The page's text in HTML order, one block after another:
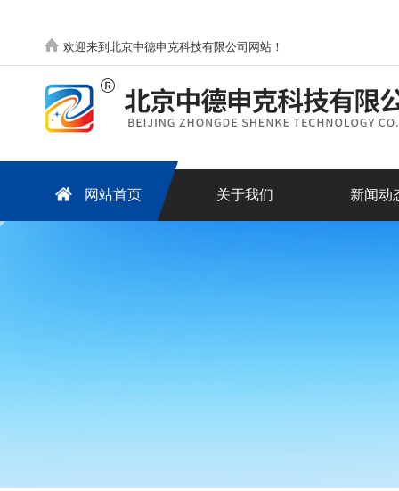
欢迎来到北京中德申克科技有限公司网站！
网站首页 关于我们 新闻动